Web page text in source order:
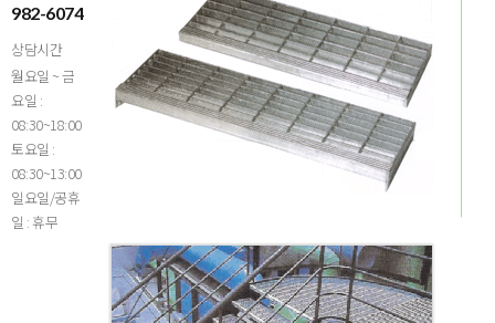
982-6074
상담시간
월요일 ~ 금
요일 :
08:30~18:00
토요일 :
08:30~13:00
일요일/공휴
일 : 휴무